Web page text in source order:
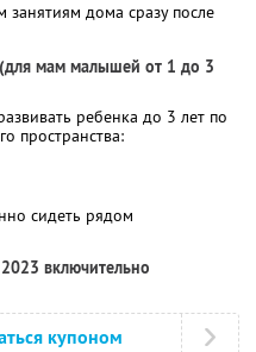
дома сразу после
(для мам малышей от 1 до 3
ребенка до 3 лет по
пространства:
сидеть рядом
включительно
купоном